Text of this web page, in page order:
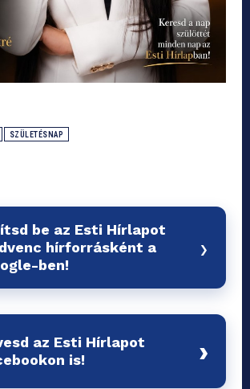
SZÜLETÉSNAP
be az Esti Hírlapot
hírforrásként a
ben!
›
az Esti Hírlapot
is!
›